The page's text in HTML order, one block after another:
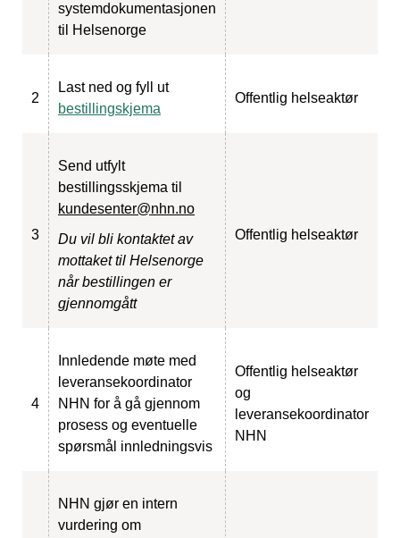
systemdokumentasjonen
til Helsenorge
2
Last ned og fyll ut
bestillingskjema
Offentlig helseaktør
3
Send utfylt
bestillingsskjema til
kundesenter@nhn.no
Du vil bli kontaktet av
mottaket til Helsenorge
når bestillingen er
gjennomgått
Offentlig helseaktør
4
Innledende møte med
leveransekoordinator
NHN for å gå gjennom
prosess og eventuelle
spørsmål innledningsvis
Offentlig helseaktør
og
leveransekoordinator
NHN
NHN gjør en intern
vurdering om